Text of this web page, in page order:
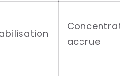
accrue